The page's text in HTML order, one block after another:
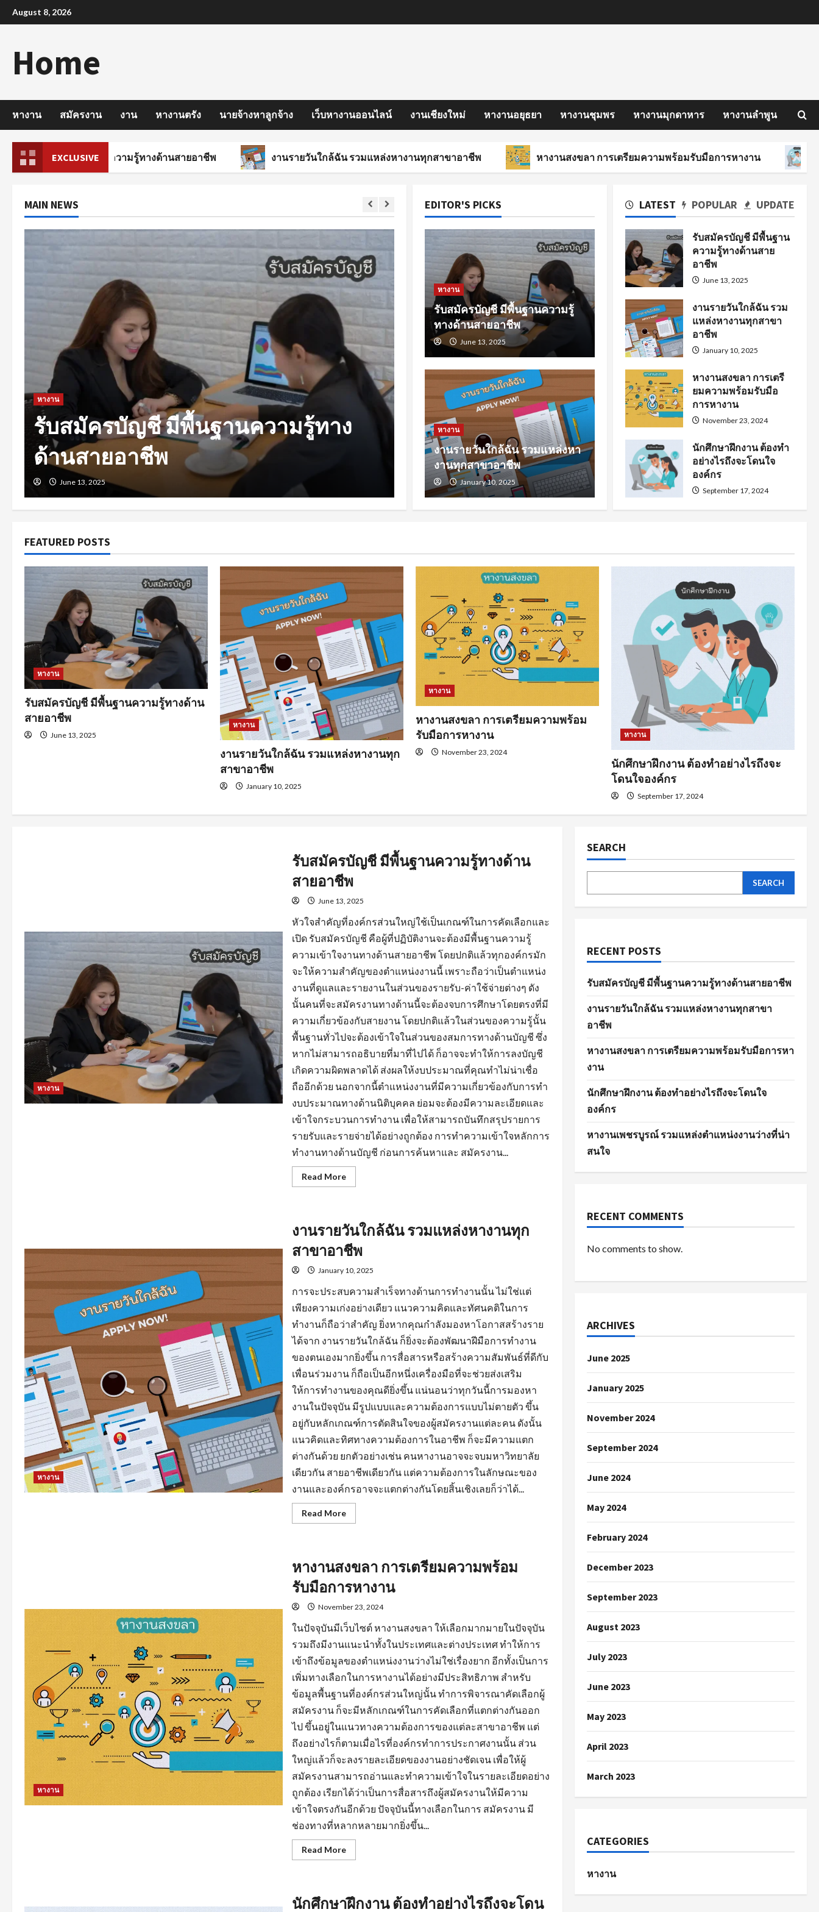
Skip
to
August 8, 2026
Home
หางาน สมัครงาน งาน หางานตรัง นายจ้างหาลูกจ้าง เว็บหางานออนไลน์ งานเชียงใหม่ หางานอยุธยา หางานชุมพร หางานมุกดาหาร หางานลำพูน
EXCLUSIVE
บัญชี มีพื้นฐานความรู้ทางด้านสายอาชีพ งานรายวันใกล้ฉัน รวมแหล่งหางานทุกสาขาอาชีพ หางานสงขลา การเตรียมความพร้อมรับมือการหางาน นักศึกษา
MAIN NEWS
หางาน
งานรายวันใกล้ฉัน รวมแหล่งหางาน
ทุกสาขาอาชีพ
January 10, 2025
หางาน
หางานสงขลา การเตรียมความพร้อม
รับมือการหางาน
November 23, 2024
LATEST POPULAR UPDATE
รับสมัครบัญชี มีพื้นฐาน
ความรู้ทางด้านสาย
อาชีพ
June 13, 2025
งานรายวันใกล้ฉัน รวม
แหล่งหางานทุกสาขา
อาชีพ
January 10, 2025
หางานสงขลา การเตรี
ยมความพร้อมรับมือ
การหางาน
November 23, 2024
นักศึกษาฝึกงาน ต้องทำ
อย่างไรถึงจะโดนใจ
องค์กร
September 17, 2024
EDITOR'S PICKS
หางาน
รับสมัครบัญชี มีพื้นฐานความรู้
ทางด้านสายอาชีพ
June 13, 2025
หางาน
งานรายวันใกล้ฉัน รวมแหล่งหา
งานทุกสาขาอาชีพ
January 10, 2025
FEATURED POSTS
หางาน
รับสมัครบัญชี มีพื้นฐานความรู้ทางด้าน
สายอาชีพ
June 13, 2025
หางาน
งานรายวันใกล้ฉัน รวมแหล่งหางานทุก
สาขาอาชีพ
January 10, 2025
หางาน
หางานสงขลา การเตรียมความพร้อม
รับมือการหางาน
November 23, 2024
หางาน
นักศึกษาฝึกงาน ต้องทำอย่างไรถึงจะ
โดนใจองค์กร
September 17, 2024
หางาน
รับสมัครบัญชี มีพื้นฐานความรู้ทางด้าน
สายอาชีพ
June 13, 2025
หัวใจสำคัญที่องค์กรส่วนใหญ่ใช้เป็นเกณฑ์ในการคัดเลือกและ
เปิด รับสมัครบัญชี คือผู้ที่ปฏิบัติงานจะต้องมีพื้นฐานความรู้
ความเข้าใจงานทางด้านสายอาชีพ โดยปกติแล้วทุกองค์กรมัก
จะให้ความสำคัญของตำแหน่งงานนี้ เพราะถือว่าเป็นตำแหน่ง
งานที่ดูแลและรายงานในส่วนของรายรับ-ค่าใช้จ่ายต่างๆ ดัง
นั้นคนที่จะสมัครงานทางด้านนี้จะต้องจบการศึกษาโดยตรงที่มี
ความเกี่ยวข้องกับสายงาน โดยปกติแล้วในส่วนของความรู้นั้น
พื้นฐานทั่วไปจะต้องเข้าใจในส่วนของสมการทางด้านบัญชี ซึ่ง
หากไม่สามารถอธิบายที่มาที่ไปได้ ก็อาจจะทำให้การลงบัญชี
เกิดความผิดพลาดได้ ส่งผลให้งบประมาณที่คุณทำไม่น่าเชื่อ
ถืออีกด้วย นอกจากนี้ตำแหน่งงานที่มีความเกี่ยวข้องกับการทำ
งบประมาณทางด้านนิติบุคคล ย่อมจะต้องมีความละเอียดและ
เข้าใจกระบวนการทำงาน เพื่อให้สามารถบันทึกสรุปรายการ
รายรับและรายจ่ายได้อย่างถูกต้อง การทำความเข้าใจหลักการ
ทำงานทางด้านบัญชี ก่อนการค้นหาและ สมัครงาน...
Read MoreRead
more
มี
พื้น
ฐาน
ความ
ทาง
อาชีพ
หางาน
งานรายวันใกล้ฉัน รวมแหล่งหางานทุก
สาขาอาชีพ
January 10, 2025
การจะประสบความสำเร็จทางด้านการทำงานนั้น ไม่ใช่แต่
เพียงความเก่งอย่างเดียว แนวความคิดและทัศนคติในการ
ทำงานก็ถือว่าสำคัญ ยิ่งหากคุณกำลังมองหาโอกาสสร้างราย
ได้จาก งานรายวันใกล้ฉัน ก็ยิ่งจะต้องพัฒนาฝีมือการทำงาน
ของตนเองมากยิ่งขึ้น การสื่อสารหรือสร้างความสัมพันธ์ที่ดีกับ
เพื่อนร่วมงาน ก็ถือเป็นอีกหนึ่งเครื่องมือที่จะช่วยส่งเสริม
ให้การทำงานของคุณดียิ่งขึ้น แน่นอนว่าทุกวันนี้การมองหา
งานในปัจจุบัน มีรูปแบบและความต้องการแบบไม่ตายตัว ขึ้น
อยู่กับหลักเกณฑ์การตัดสินใจของผู้สมัครงานแต่ละคน ดังนั้น
แนวคิดและทิศทางความต้องการในอาชีพ ก็จะมีความแตก
ต่างกันด้วย ยกตัวอย่างเช่น คนหางานอาจจะจบมหาวิทยาลัย
เดียวกัน สายอาชีพเดียวกัน แต่ความต้องการในลักษณะของ
งานและองค์กรอาจจะแตกต่างกันโดยสิ้นเชิงเลยก็ว่าได้...
Read MoreRead
more
ใกล้
ฉัน
แหล่ง
งาน
สาขา
อาชีพ
หางาน
หางานสงขลา การเตรียมความพร้อม
รับมือการหางาน
November 23, 2024
ในปัจจุบันมีเว็บไซต์ หางานสงขลา ให้เลือกมากมายในปัจจุบัน
รวมถึงมีงานแนะนำทั้งในประเทศและต่างประเทศ ทำให้การ
เข้าถึงข้อมูลของตำแหน่งงานว่างไม่ใช่เรื่องยาก อีกทั้งเป็นการ
เพิ่มทางเลือกในการหางานได้อย่างมีประสิทธิภาพ สำหรับ
ข้อมูลพื้นฐานที่องค์กรส่วนใหญ่นั้น ทำการพิจารณาคัดเลือกผู้
สมัครงาน ก็จะมีหลักเกณฑ์ในการคัดเลือกที่แตกต่างกันออก
ไป ขึ้นอยู่ในแนวทางความต้องการของแต่ละสาขาอาชีพ แต่
ถึงอย่างไรก็ตามเมื่อไรที่องค์กรทำการประกาศงานนั้น ส่วน
ใหญ่แล้วก็จะลงรายละเอียดของงานอย่างชัดเจน เพื่อให้ผู้
สมัครงานสามารถอ่านและทำความเข้าใจในรายละเอียดอย่าง
ถูกต้อง เรียกได้ว่าเป็นการสื่อสารถึงผู้สมัครงานให้มีความ
เข้าใจตรงกันอีกด้วย ปัจจุบันนี้ทางเลือกในการ สมัครงาน มี
ช่องทางที่หลากหลายมากยิ่งขึ้น...
Read MoreRead
more
การเต
รี
นักศึกษาฝึกงาน ต้องทำอย่างไรถึงจะโดน
SEARCH
SEARCH
RECENT POSTS
รับสมัครบัญชี มีพื้นฐานความรู้ทางด้านสายอาชีพ
งานรายวันใกล้ฉัน รวมแหล่งหางานทุกสาขา
อาชีพ
หางานสงขลา การเตรียมความพร้อมรับมือการหา
งาน
นักศึกษาฝึกงาน ต้องทำอย่างไรถึงจะโดนใจ
องค์กร
หางานเพชรบูรณ์ รวมแหล่งตำแหน่งงานว่างที่น่า
สนใจ
RECENT COMMENTS
No comments to show.
ARCHIVES
June 2025
January 2025
November 2024
September 2024
June 2024
May 2024
February 2024
December 2023
September 2023
August 2023
July 2023
June 2023
May 2023
April 2023
March 2023
CATEGORIES
หางาน